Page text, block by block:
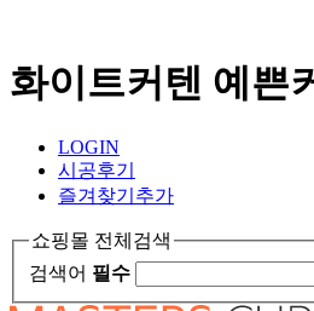
화이트커텐 예쁜
LOGIN
시공후기
즐겨찾기추가
쇼핑몰 전체검색
검색어 필수